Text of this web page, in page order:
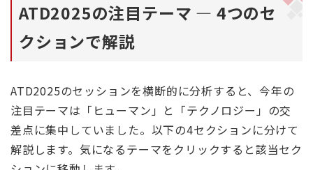
ATD2025の注目テーマ ― 4つのセ
クションで解説
ATD2025のセッションを横断的に分析すると、今年の
注目テーマは「ヒューマン」と「テクノロジー」の交
差点に集中していました。以下の4セクションに分けて
解説します。気になるテーマをクリックすると該当セク